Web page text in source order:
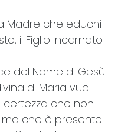
Madre che educhi
il Figlio incarnato
del Nome di Gesù
di Maria vuol
certezza che non
ma che è presente.